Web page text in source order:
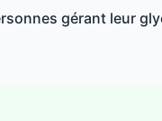
gérant leur